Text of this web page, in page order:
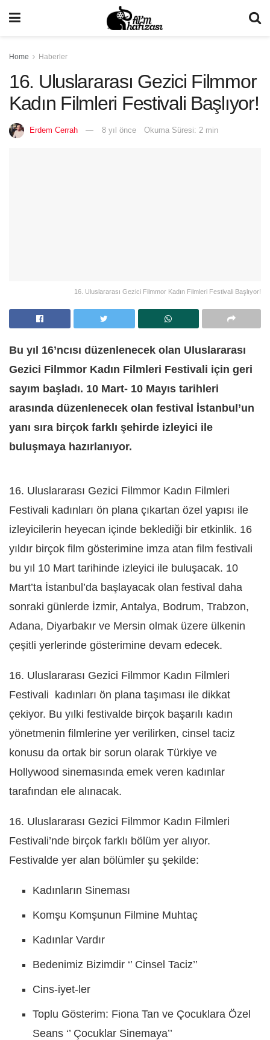
Home Haberler
16. Uluslararası Gezici Filmmor
Kadın Filmleri Festivali Başlıyor!
Erdem Cerrah 8 yıl önce Okuma Süresi: 2 min
16. Uluslararası Gezici Filmmor Kadın Filmleri Festivali Başlıyor!
Bu yıl 16’ncısı düzenlenecek olan Uluslararası
Gezici Filmmor Kadın Filmleri Festivali için geri
sayım başladı. 10 Mart- 10 Mayıs tarihleri
arasında düzenlenecek olan festival İstanbul’un
yanı sıra birçok farklı şehirde izleyici ile
buluşmaya hazırlanıyor.
16. Uluslararası Gezici Filmmor Kadın Filmleri
Festivali kadınları ön plana çıkartan özel yapısı ile
izleyicilerin heyecan içinde beklediği bir etkinlik. 16
yıldır birçok film gösterimine imza atan film festivali
bu yıl 10 Mart tarihinde izleyici ile buluşacak. 10
Mart’ta İstanbul’da başlayacak olan festival daha
sonraki günlerde İzmir, Antalya, Bodrum, Trabzon,
Adana, Diyarbakır ve Mersin olmak üzere ülkenin
çeşitli yerlerinde gösterimine devam edecek.
16. Uluslararası Gezici Filmmor Kadın Filmleri
Festivali kadınları ön plana taşıması ile dikkat
çekiyor. Bu yılki festivalde birçok başarılı kadın
yönetmenin filmlerine yer verilirken, cinsel taciz
konusu da ortak bir sorun olarak Türkiye ve
Hollywood sinemasında emek veren kadınlar
tarafından ele alınacak.
16. Uluslararası Gezici Filmmor Kadın Filmleri
Festivali’nde birçok farklı bölüm yer alıyor.
Festivalde yer alan bölümler şu şekilde:
Kadınların Sineması
Komşu Komşunun Filmine Muhtaç
Kadınlar Vardır
Bedenimiz Bizimdir ‘’ Cinsel Taciz’’
Cins-iyet-ler
Toplu Gösterim: Fiona Tan ve Çocuklara Özel
Seans ‘’ Çocuklar Sinemaya’’